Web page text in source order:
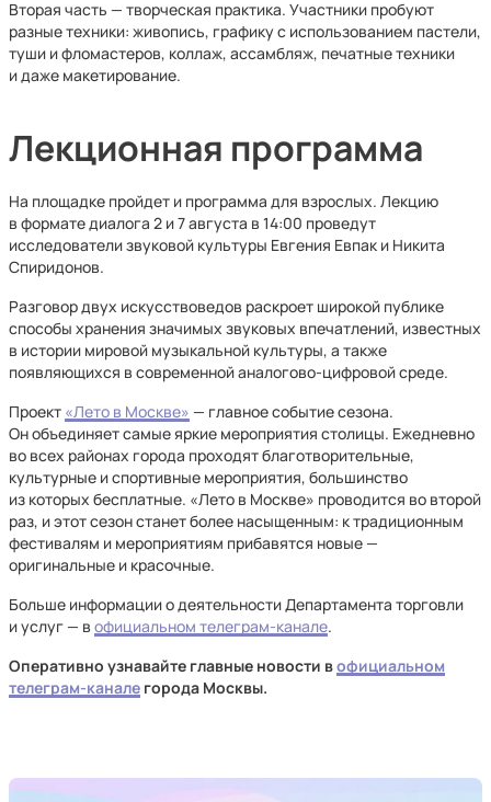
Вторая часть — творческая практика. Участники пробуют
разные техники: живопись, графику с использованием пастели,
туши и фломастеров, коллаж, ассамбляж, печатные техники
и даже макетирование.
Лекционная программа
На площадке пройдет и программа для взрослых. Лекцию
в формате диалога 2 и 7 августа в 14:00 проведут
исследователи звуковой культуры Евгения Евпак и Никита
Спиридонов.
Разговор двух искусствоведов раскроет широкой публике
способы хранения значимых звуковых впечатлений, известных
в истории мировой музыкальной культуры, а также
появляющихся в современной аналогово-цифровой среде.
Проект «Лето в Москве» — главное событие сезона.
Он объединяет самые яркие мероприятия столицы. Ежедневно
во всех районах города проходят благотворительные,
культурные и спортивные мероприятия, большинство
из которых бесплатные. «Лето в Москве» проводится во второй
раз, и этот сезон станет более насыщенным: к традиционным
фестивалям и мероприятиям прибавятся новые —
оригинальные и красочные.
Больше информации о деятельности Департамента торговли
и услуг — в официальном телеграм-канале.
Оперативно узнавайте главные новости вофициальном
телеграм-канале города Москвы.